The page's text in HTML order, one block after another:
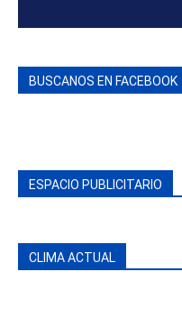
BUSCANOS EN FACEBOOK
ESPACIO PUBLICITARIO
CLIMA ACTUAL